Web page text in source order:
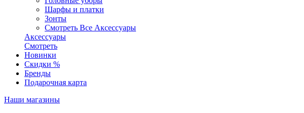
Шарфы и платки
Зонты
Смотреть Все Аксессуары
Аксессуары
Смотреть
Новинки
Скидки %
Бренды
Подарочная карта
Наши магазины